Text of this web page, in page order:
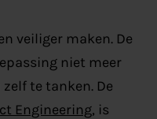
veiliger maken. De
niet meer
te tanken. De
Engineering, is